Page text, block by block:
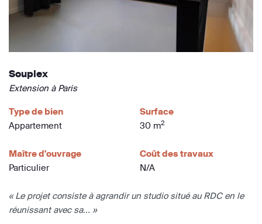
Souplex
Extension à Paris
Type de bien
Appartement
Surface
30 m2
Maître d'ouvrage
Particulier
Coût des travaux
N/A
« Le projet consiste à agrandir un studio situé au RDC en le
réunissant avec sa... »